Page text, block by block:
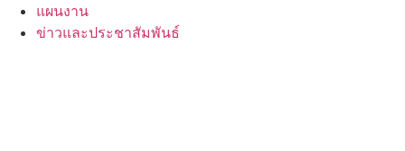
แผนงาน
ข่าวและประชาสัมพันธ์